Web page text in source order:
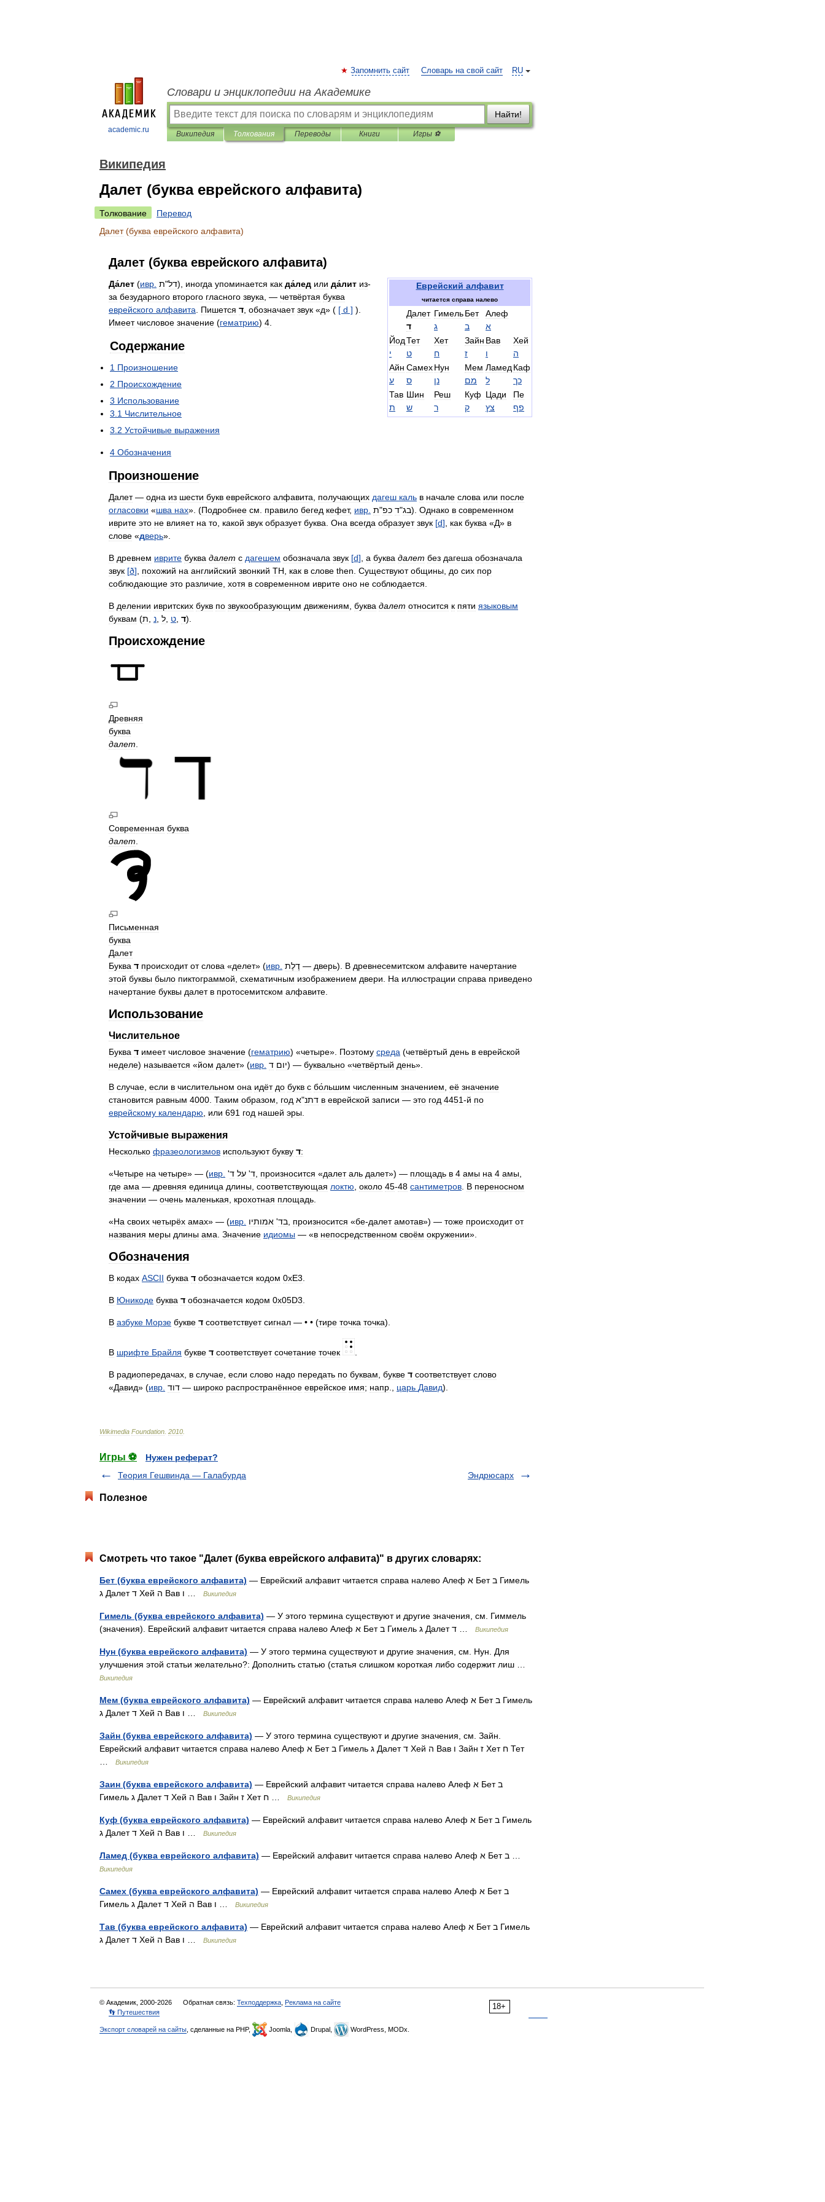
academic.ru
RU
Запомнить сайт Словарь на свой сайт
Словари и энциклопедии на Академике
Найти!
Википедия Толкования Переводы Книги Игры ⚽
Википедия
Далет (буква еврейского алфавита)
Толкование
Перевод
Далет(буква еврейского алфавита)
Далет (буква еврейского алфавита)
Еврейский алфавит
читается справа налево
Алеф
א
Бет
ב
Гимель
ג
Далет
ד
Хей
ה
Вав
ו
Зайн
ז
Хет
ח
Тет
ט
Йод
י
Каф
כך
Ламед
ל
Мем
מם
Нун
נן
Самех
ס
Айн
ע
Пе
פף
Цади
צץ
Куф
ק
Реш
ר
Шин
ש
Тав
ת
Да́лет (ивр דל"ת ), иногда упоминается как да́лед или да́лит из-
за безударного второго гласного звука , — четвёртая буква
еврейского алфавита Пишется ד обозначает звук «д» ( [ d ] ).
Имеет числовое значение (гематрию) 4
Содержание
1 Произношение
2 Происхождение
3 Использование
3 1 Числительное
3 2 Устойчивые выражения
4 Обозначения
Произношение
Далет— одна из шести букв еврейского алфавита получающих дагеш каль в начале слова или после
огласовки «шва нах». (Подробнее см правило бегед кефет, ивр בג"ד כפ" ). Однако в современном
иврите это не влияет на то какой звук образует буква Она всегда образует звук [d] как буква «Д» в
слове «дверь».
В древнем иврите буква далет с дагешем обозначала звук [d] а буква далет без дагеша обозначала
звук [ð] похожий на английский звонкий TH как в слове then Существуют общины до сих пор
соблюдающие это различие хотя в современном иврите оно не соблюдается
В делении ивритских букв по звукообразующим движениям буква далет относится к пяти языковым
буквам ( ד ט ל נ ת ).
Происхождение
Древняя
буква
далет
Современная буква
далет
Письменная
буква
Далет
Буква ד происходит от слова «делет» (ивр דֶלֶת — дверь). В древнесемитском алфавите начертание
этой буквы было пиктограммой схематичным изображением двери На иллюстрации справа приведено
начертание буквы далет в протосемитском алфавите
Использование
Числительное
Буква ד имеет числовое значение (гематрию) «четыре». Поэтому среда (четвёртый день в еврейской
неделе) называется «йом далет» (ивр יום ד ) — буквально «четвёртый день».
В случае если в числительном она идёт до букв с бо́льшим численным значением её значение
становится равным 4000 Таким образом год דתנ"א в еврейской записи — это год 4451-й по
еврейскому календарю или 691 год нашей эры
Устойчивые выражения
Несколько фразеологизмов используют букву ד:
«Четыре на четыре» — (ивр ' ד' על ד произносится «далет аль далет») — площадь в 4 амы на 4 амы
где ама — древняя единица длины соответствующая локтю около 45-48 сантиметров В переносном
значении — очень маленькая крохотная площадь
«На своих четырёх амах» — (ивр בד' אמותיו произносится «бе-далет амотав») — тоже происходит от
названия меры длины ама Значение идиомы — «в непосредственном своём окружении».
Обозначения
В кодах ASCII буква ד обозначается кодом 0xE3
В Юникоде буква ד обозначается кодом 0x05D3
В азбуке Морзе букве ד соответствует сигнал — • • (тире точка точка).
В шрифте Брайля букве ד соответствует сочетание точек
В радиопередачах в случае если слово надо передать по буквам букве ד соответствует слово
«Давид» (ивр דוד — широко распространённое еврейское имя; напр царь Давид).
Wikimedia Foundation 2010
Игры ⚽
Нужен реферат?
Теория Гешвинда — Галабурда
Эндрюсарх
Полезное
Смотреть что такое "Далет (буква еврейского алфавита)" в других словарях:
Бет (буква еврейского алфавита) — Еврейский алфавит читается справа налево Алеф א Бет ב Гимель
Википедия
Гимель (буква еврейского алфавита) — У этого термина существуют и другие значения, см. Гиммель
Википедия
Нун (буква еврейского алфавита) — У этого термина существуют и другие значения, см. Нун. Для
улучшения этой статьи желательно?: Дополнить статью (статья слишком короткая либо содержит лиш …
Википедия
Мем (буква еврейского алфавита) — Еврейский алфавит читается справа налево Алеф א Бет ב Гимель
Википедия
Зайн (буква еврейского алфавита) — У этого термина существуют и другие значения, см. Зайн.
Еврейский алфавит читается справа налево Алеф א Бет ב Гимель ג Далет ד Хей ה Вав ו Зайн ז Хет ח Тет
Википедия
Заин (буква еврейского алфавита) — Еврейский алфавит читается справа налево Алеф א Бет ב
Википедия
Куф (буква еврейского алфавита) — Еврейский алфавит читается справа налево Алеф א Бет ב Гимель
Википедия
Ламед (буква еврейского алфавита)
Википедия
Самех (буква еврейского алфавита) — Еврейский алфавит читается справа налево Алеф א Бет ב
Википедия
Тав (буква еврейского алфавита) — Еврейский алфавит читается справа налево Алеф א Бет ב Гимель
Википедия
18+
© Академик, 2000-2026 Обратная связь: Техподдержка Реклама на сайте
👣 Путешествия
Экспорт словарей на сайты , сделанные на PHP, Joomla, Drupal, WordPress, MODx.